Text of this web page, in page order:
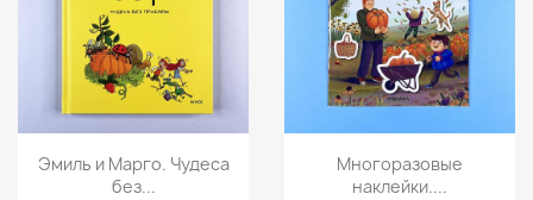
Просмотр
Эмиль и Марго. Чудеса
без...
Просмотр
Многоразовые
наклейки....